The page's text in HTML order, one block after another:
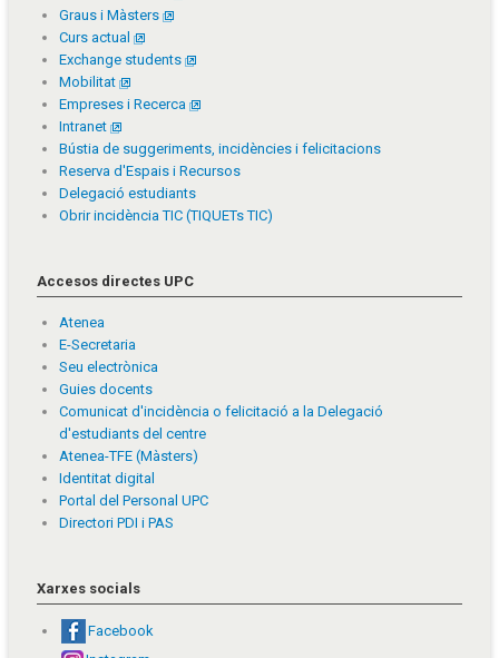
Graus i Màsters
Curs actual
Exchange students
Mobilitat
Empreses i Recerca
Intranet
Bústia de suggeriments, incidències i felicitacions
Reserva d'Espais i Recursos
Delegació estudiants
Obrir incidència TIC (TIQUETs TIC)
Accesos directes UPC
Atenea
E-Secretaria
Seu electrònica
Guies docents
Comunicat d'incidència o felicitació a la Delegació
d'estudiants del centre
Atenea-TFE (Màsters)
Identitat digital
Portal del Personal UPC
Directori PDI i PAS
Xarxes socials
Facebook